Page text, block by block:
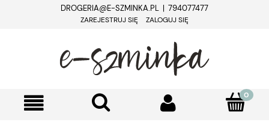
DROGERIA@E-SZMINKA.PL | 794077477
ZAREJESTRUJ SIĘ ZALOGUJ SIĘ